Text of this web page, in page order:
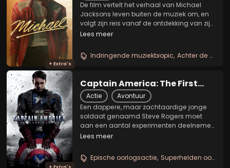
+ Extra's
De film vertelt het verhaal van Michael
Jacksons leven buiten de muziek om, en
volgt zijn reis vanaf de ontdekking van zijn
buitengewone talent als frontman van de
met zijn creatieve ambitie vastberaden...
Lees meer
Indringende muziekbiopic Achter de schermen
+ Extra's
Captain America: The First
Avenger
Actie
Avontuur
Een dappere, maar zachtaardige jonge
soldaat genaamd Steve Rogers moet
aan een aantal experimenten deelnemen
voor het Amerikaanse leger, het
Maar wanneer het experiment wordt
stopgezet, besluiten ze Steve te...
Lees meer
Epische oorlogsactie Superhelden oorsprong